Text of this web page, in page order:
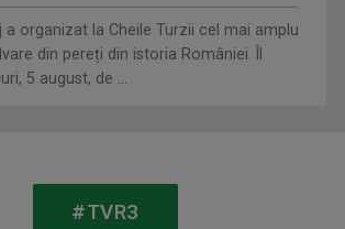
de odinioară şi cel de ...
a organizat la Cheile Turzii cel mai amplu
din pereți din istoria României. Îl
5 august, de ...
#TVR3